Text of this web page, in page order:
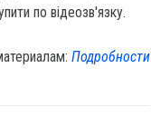
по відеозв'язку.
Подробности